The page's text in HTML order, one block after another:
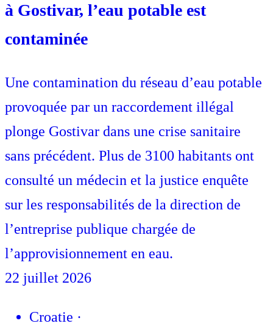
à Gostivar, l’eau potable est
contaminée
Une contamination du réseau d’eau potable
provoquée par un raccordement illégal
plonge Gostivar dans une crise sanitaire
sans précédent. Plus de 3100 habitants ont
consulté un médecin et la justice enquête
sur les responsabilités de la direction de
l’entreprise publique chargée de
l’approvisionnement en eau.
22 juillet 2026
Croatie ·